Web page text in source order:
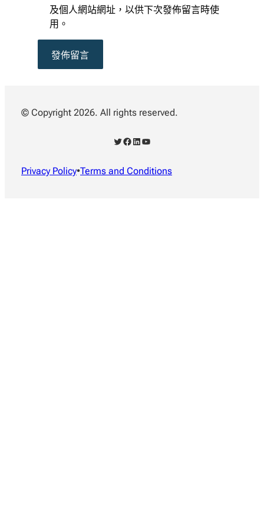
及個人網站網址，以供下次發佈留言時使
用。
© Copyright 2026. All rights reserved.
X Facebook LinkedIn YouTube
Privacy Policy•Terms and Conditions